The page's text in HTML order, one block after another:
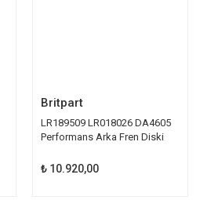
Britpart
LR189509 LR018026 DA4605
Performans Arka Fren Diski
₺ 10.920,00